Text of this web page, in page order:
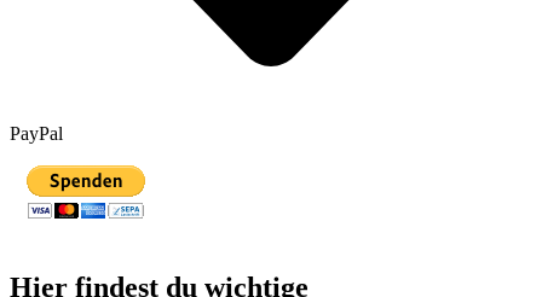
PayPal
Hier findest du wichtige